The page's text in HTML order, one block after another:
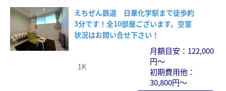
えちぜん鉄道 日華化学駅まで徒歩約
3分です！全10部屋ございます。空室
状況はお問い合せ下さい！
1K
月額目安：122,000
円～
初期費用他：
30,800円～